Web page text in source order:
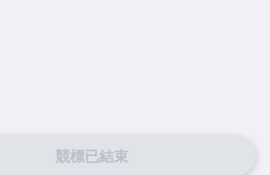
競標已結束